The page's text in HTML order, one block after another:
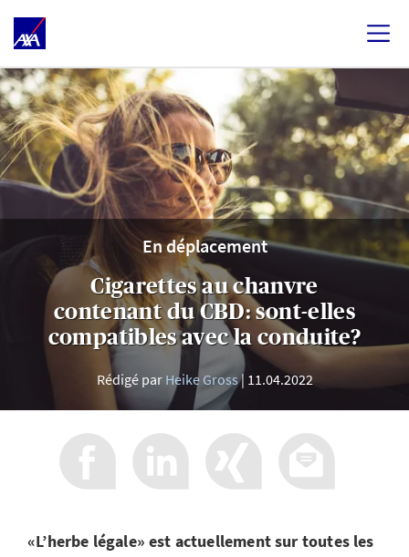
En déplacement
Cigarettes au chanvre
contenant du CBD: sont-elles
compatibles avec la conduite?
Rédigé par Heike Gross 11.04.2022
«L’herbe légale» est actuellement sur toutes les